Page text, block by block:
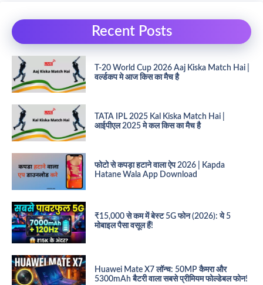
Recent Posts
T-20 World Cup 2026 Aaj Kiska Match Hai |
वर्ल्डकप मे आज किस का मैच है
TATA IPL 2025 Kal Kiska Match Hai |
आईपीएल 2025 मे कल किस का मैच है
फोटो से कपड़ा हटाने वाला ऐप 2026 | Kapda
Hatane Wala App Download
₹15,000 से कम में बेस्ट 5G फोन (2026): ये 5
मोबाइल पैसा वसूल हैं!
Huawei Mate X7 लॉन्च: 50MP कैमरा और
5300mAh बैटरी वाला सबसे प्रीमियम फोल्डेबल फोन!